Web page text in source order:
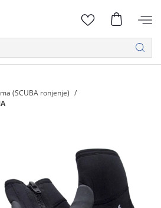
(SCUBA ronjenje)